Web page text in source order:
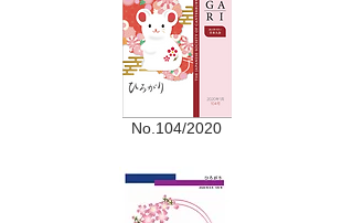
No.104/2020